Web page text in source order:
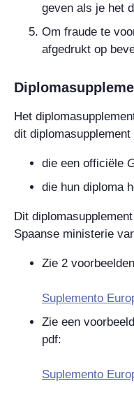
geven als je het
Om fraude te
afgedrukt op
Het
dit
die een officiële
die hun diploma
Dit
Spaanse ministerie
Zie 2
Suplemento
Zie een
pdf:
Suplemento